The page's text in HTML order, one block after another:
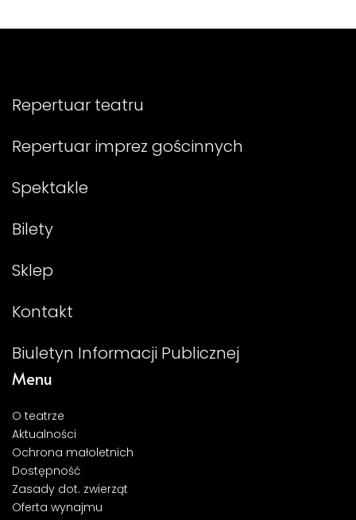
Repertuar teatru
Repertuar imprez gościnnych
Spektakle
Bilety
Sklep
Kontakt
Biuletyn Informacji Publicznej
Menu
O teatrze
Aktualności
Ochrona małoletnich
Dostępność
Zasady dot. zwierząt
Oferta wynajmu